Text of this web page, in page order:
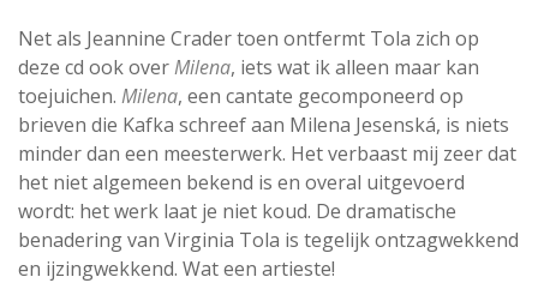
Net als Jeannine Crader toen ontfermt Tola zich op
deze cd ook overMilena, iets wat ik alleen maar kan
toejuichen. Milena, een cantate gecomponeerd op
brieven die Kafka schreef aan Milena Jesenská, is niets
minder dan een meesterwerk. Het verbaast mij zeer dat
het niet algemeen bekend is en overal uitgevoerd
wordt: het werk laat je niet koud. De dramatische
benadering van Virginia Tola is tegelijk ontzagwekkend
en ijzingwekkend. Wat een artieste!